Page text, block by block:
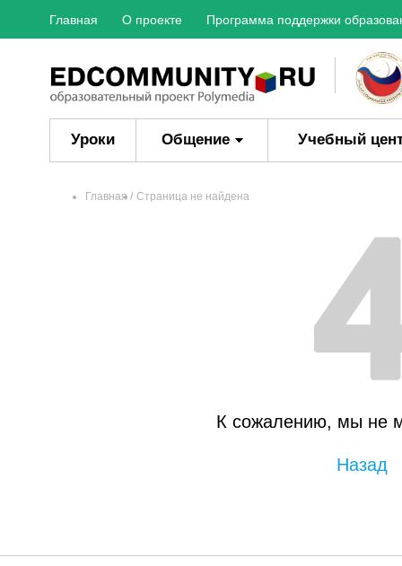
Главная О проекте Программа поддержки
Уроки Общение Учебный
Главная Страница не найдена
К сожалению, мы не
Назад